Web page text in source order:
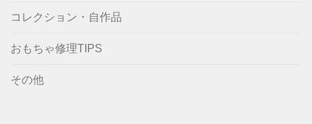
コレクション・自作品
おもちゃ修理TIPS
その他